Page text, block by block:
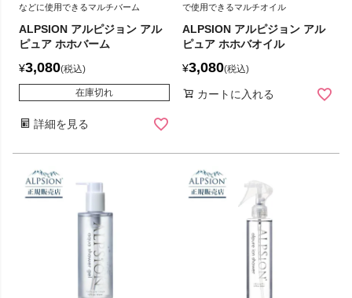
などに使用できるマルチバーム
ALPSION アルピジョン アル
ピュア ホホバーム
¥3,080 税込
在庫切れ
詳細を見る
で使用できるマルチオイル
ALPSION アルピジョン アル
ピュア ホホバオイル
¥3,080 税込
カートに入れる